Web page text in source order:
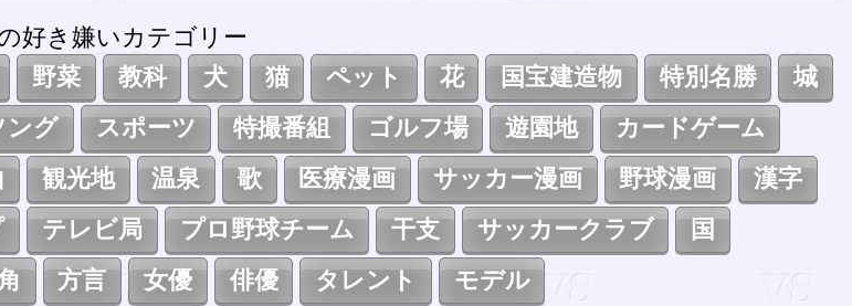
好き嫌いカテゴリー
野菜 教科 犬 猫 ペット 花 国宝建造物 特別名勝
城
ング スポーツ 特撮番組 ゴルフ場 遊園地
カードゲーム
観光地 温泉 歌 医療漫画 サッカー漫画 野球漫画
漢字
テレビ局 プロ野球チーム 干支 サッカークラブ
国
方言 女優 俳優 タレント モデル